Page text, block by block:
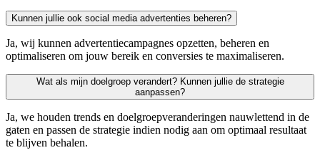
Kunnen jullie ook social media advertenties beheren?
Ja, wij kunnen advertentiecampagnes opzetten, beheren en
optimaliseren om jouw bereik en conversies te maximaliseren.
Wat als mijn doelgroep verandert? Kunnen jullie de strategie
aanpassen?
Ja, we houden trends en doelgroepveranderingen nauwlettend in de
gaten en passen de strategie indien nodig aan om optimaal resultaat
te blijven behalen.